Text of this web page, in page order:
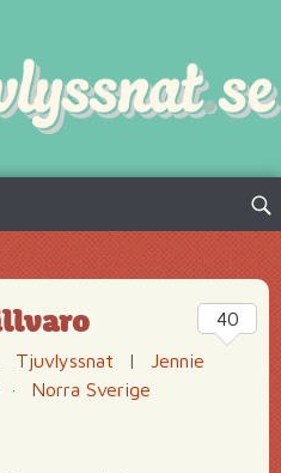
Sök
Tjuvlyssnat |
Jennie
· Norra Sverige
40